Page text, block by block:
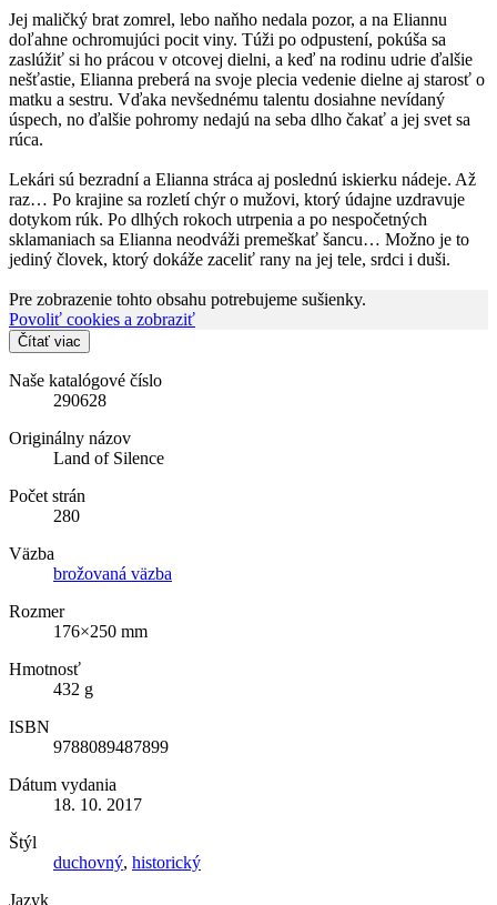
Jej maličký brat zomrel, lebo naňho nedala pozor, a na Eliannu
doľahne ochromujúci pocit viny. Túži po odpustení, pokúša sa
zaslúžiť si ho prácou v otcovej dielni, a keď na rodinu udrie ďalšie
nešťastie, Elianna preberá na svoje plecia vedenie dielne aj starosť o
matku a sestru. Vďaka nevšednému talentu dosiahne nevídaný
úspech, no ďalšie pohromy nedajú na seba dlho čakať a jej svet sa
rúca.
Lekári sú bezradní a Elianna stráca aj poslednú iskierku nádeje. Až
raz… Po krajine sa rozletí chýr o mužovi, ktorý údajne uzdravuje
dotykom rúk. Po dlhých rokoch utrpenia a po nespočetných
sklamaniach sa Elianna neodváži premeškať šancu… Možno je to
jediný človek, ktorý dokáže zaceliť rany na jej tele, srdci i duši.
Pre zobrazenie tohto obsahu potrebujeme sušienky.
Povoliť cookies a zobraziť
Čítať viac
Naše katalógové číslo
290628
Originálny názov
Land of Silence
Počet strán
280
Väzba
brožovaná väzba
Rozmer
176×250 mm
Hmotnosť
432 g
ISBN
9788089487899
Dátum vydania
18. 10. 2017
Štýl
duchovný, historický
Jazyk